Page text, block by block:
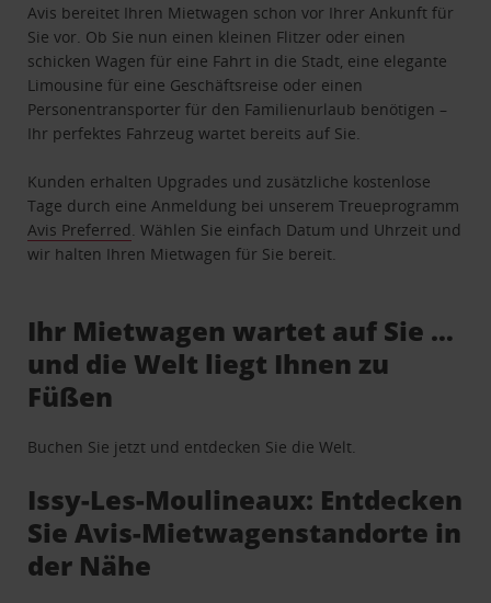
Avis bereitet Ihren Mietwagen schon vor Ihrer Ankunft für
Sie vor. Ob Sie nun einen kleinen Flitzer oder einen
schicken Wagen für eine Fahrt in die Stadt, eine elegante
Limousine für eine Geschäftsreise oder einen
Personentransporter für den Familienurlaub benötigen –
Ihr perfektes Fahrzeug wartet bereits auf Sie.
Kunden erhalten Upgrades und zusätzliche kostenlose
Tage durch eine Anmeldung bei unserem Treueprogramm
Avis Preferred . Wählen Sie einfach Datum und Uhrzeit und
wir halten Ihren Mietwagen für Sie bereit.
Ihr Mietwagen wartet auf Sie …
und die Welt liegt Ihnen zu
Füßen
Buchen Sie jetzt und entdecken Sie die Welt.
Issy-Les-Moulineaux: Entdecken
Sie Avis-Mietwagenstandorte in
der Nähe